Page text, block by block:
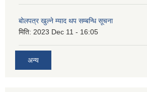
बोलपत्र खुल्ने म्याद थप सम्बन्धि सूचना
मिति: 2023 Dec 11 - 16:05
अन्य